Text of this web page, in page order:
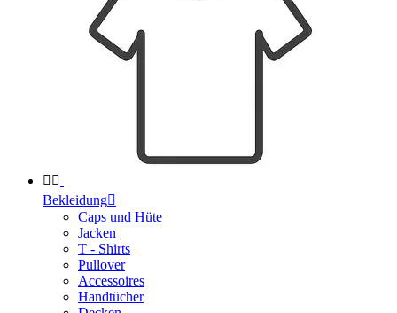
 
Bekleidung
Caps und Hüte
Jacken
T - Shirts
Pullover
Accessoires
Handtücher